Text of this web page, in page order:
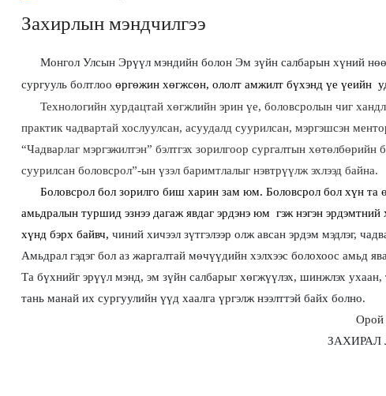
Захирлын мэндчилгээ
Монгол Улсын Эрүүл мэндийн болон Эм зүйн салбарын хүний
сургууль болтлоо өргөжин хөгжсөн, ололт амжилт бүхэнд үе үеийн
Технологийн хурдацтай хөгжлийн эрин үе, боловсролын чиг
практик чадвартай хослуулсан, асуудалд суурилсан, мэргэшсэн
“Чадварлаг мэргэжилтэн” бэлтгэх зорилгоор сургалтын
суурилсан боловсрол”-ын үзэл баримтлалыг нэвтрүүлж эхлээд байна.
Боловсрол бол зорилго биш харин зам юм. Боловсрол бол хүн та
амьдралын туршид эзнээ дагаж явдаг эрдэнэ юм гэж нэгэн эрдэмтний
хүнд бэрх байвч, чиний хичээл зүтгэлээр олж авсан эрдэм мэдлэг,
Амьдрал гэдэг бол аз жаргалтай мөчүүдийн хэлхээс болохоос амьд
Та бүхнийг эрүүл мэнд, эм зүйн салбарыг хөгжүүлэх, шинжлэх ухаан,
тань манай их сургуулийн үүд хаалга үргэлж нээлттэй байх болно.
Орой
ЗАХИРАЛ